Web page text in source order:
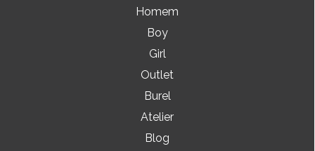
Homem
Boy
Girl
Outlet
Burel
Atelier
Blog